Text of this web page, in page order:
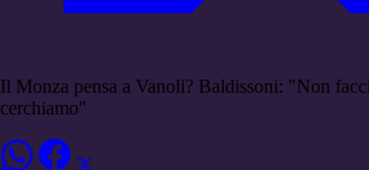
Il Monza pensa a Vanoli? Baldissoni: "Non
cerchiamo"